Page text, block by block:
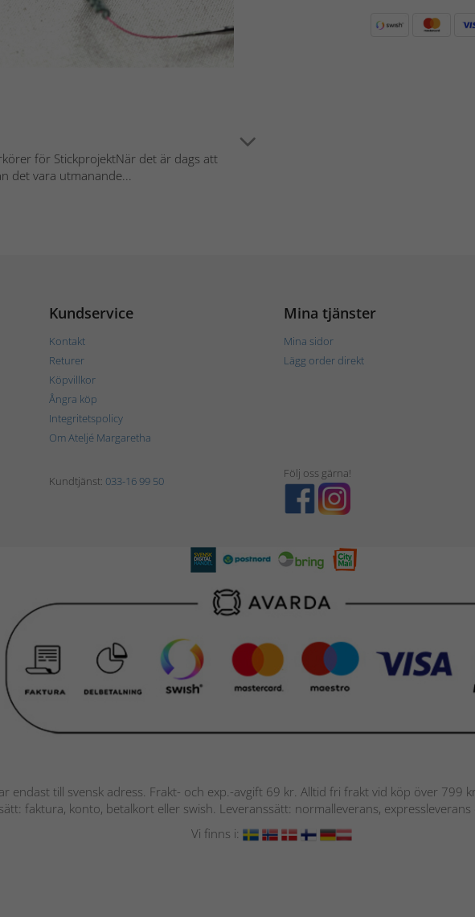
för StickprojektNär det är dags att
det vara utmanande...
Kundservice
Kontakt
Returer
Köpvillkor
Ångra köp
Integritetspolicy
Om Ateljé Margaretha
Mina tjänster
Mina sidor
Lägg order direkt
Kundtjänst: 033-16 99 50
Följ oss gärna!
endast till svensk adress. Frakt- och exp.-avgift 69 kr. Alltid fri frakt vid köp över 799
faktura, konto, betalkort eller swish. Leveranssätt: normalleverans, expressleverans
Vi finns i: